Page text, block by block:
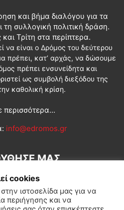
και βήμα διαλόγου για τα
συλλογική πολιτική δράση.
Τρίτη στα περίπτερα.
να είναι ο Δρόμος του δεύτερου
πρέπει, κατ’ αρχάς, να δώσουμε
πρέπει ενσυνείδητα και
ως συμβολή διεξόδου της
καθολική κρίση.
περισσότερα...
info@edromos.gr
ΜΑΣ
cookies
ιστοσελίδα μας για να
περιήγησης και να